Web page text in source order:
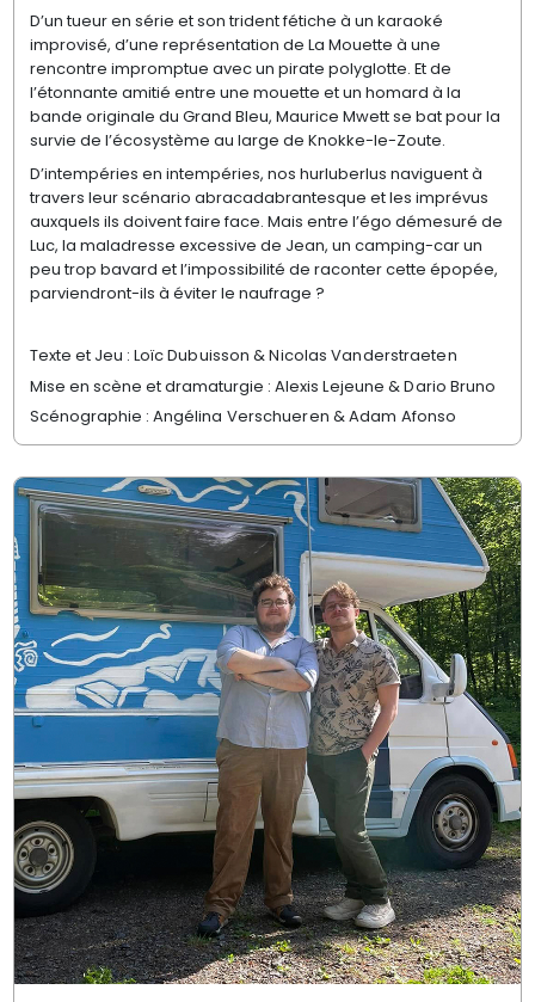
D’un tueur en série et son trident fétiche à un karaoké
improvisé, d’une représentation de La Mouette à une
rencontre impromptue avec un pirate polyglotte. Et de
l’étonnante amitié entre une mouette et un homard à la
bande originale du Grand Bleu, Maurice Mwett se bat pour la
survie de l’écosystème au large de Knokke-le-Zoute.
D’intempéries en intempéries, nos hurluberlus naviguent à
travers leur scénario abracadabrantesque et les imprévus
auxquels ils doivent faire face. Mais entre l’égo démesuré de
Luc, la maladresse excessive de Jean, un camping-car un
peu trop bavard et l’impossibilité de raconter cette épopée,
parviendront-ils à éviter le naufrage ?
Texte et Jeu : Loïc Dubuisson & Nicolas Vanderstraeten
Mise en scène et dramaturgie : Alexis Lejeune & Dario Bruno
Scénographie : Angélina Verschueren & Adam Afonso